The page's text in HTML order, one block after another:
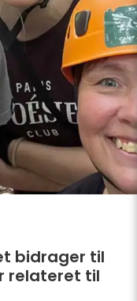
bidrager til
relateret til